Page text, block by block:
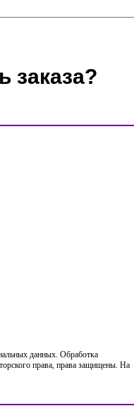
заказа?
данных. Обработка
права, права защищены. На